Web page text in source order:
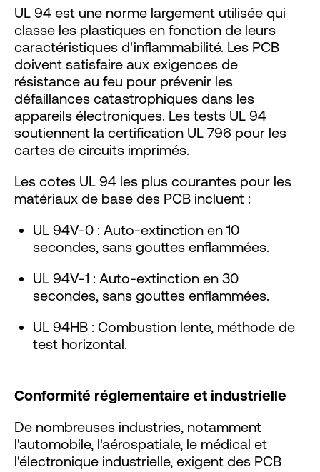
UL 94 est une norme largement utilisée qui
classe les plastiques en fonction de leurs
caractéristiques d'inflammabilité. Les PCB
doivent satisfaire aux exigences de
résistance au feu pour prévenir les
défaillances catastrophiques dans les
appareils électroniques. Les tests UL 94
soutiennent la certification UL 796 pour les
cartes de circuits imprimés.
Les cotes UL 94 les plus courantes pour les
matériaux de base des PCB incluent :
UL 94V-0 : Auto-extinction en 10
secondes, sans gouttes enflammées.
UL 94V-1 : Auto-extinction en 30
secondes, sans gouttes enflammées.
UL 94HB : Combustion lente, méthode de
test horizontal.
Conformité réglementaire et industrielle
De nombreuses industries, notamment
l'automobile, l'aérospatiale, le médical et
l'électronique industrielle, exigent des PCB